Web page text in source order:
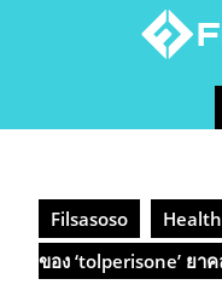
Filsasoso
ของ ‘tolperisone’ ย